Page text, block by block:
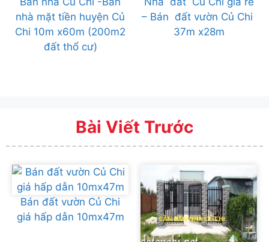
nhà mặt tiền huyện Củ
Chi 10m x60m (200m2
đất thổ cư)
– Bán đất vườn Củ Chi
37m x28m
Bài Viết Trước
Bán đất vườn Củ Chi
giá hấp dẫn 10mx47m